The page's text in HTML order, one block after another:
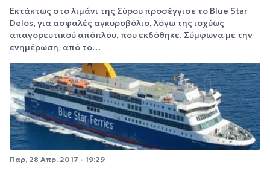
Εκτάκτως στο λιμάνι της Σύρου προσέγγισε το Blue Star
Delos, για ασφαλές αγκυροβόλιο, λόγω της ισχύως
απαγορευτικού απόπλου, που εκδόθηκε. Σύμφωνα με την
ενημέρωση, από το…
Παρ, 28 Απρ. 2017 - 19:29